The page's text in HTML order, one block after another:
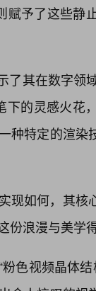
赋予了这些
了其在数字
下的灵感火花
种特定的渲
现如何，其
份浪漫与美学
色视频晶体